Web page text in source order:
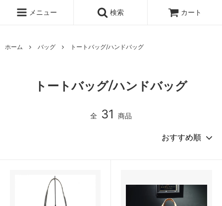
メニュー 検索 カート
ホーム バッグ トートバッグ/ハンドバッグ
トートバッグ/ハンドバッグ
全 31 商品